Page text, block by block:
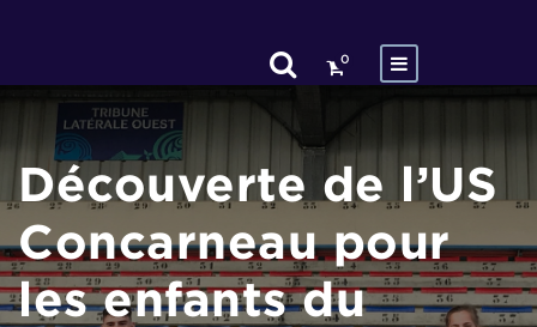
0
Découverte de l’US
Concarneau pour
les enfants du